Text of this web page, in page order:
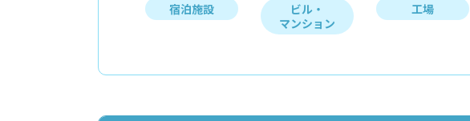
宿泊施設
ビル・
マンション
工場